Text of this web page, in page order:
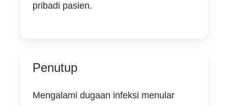
pribadi pasien.
Penutup
Mengalami dugaan infeksi menular